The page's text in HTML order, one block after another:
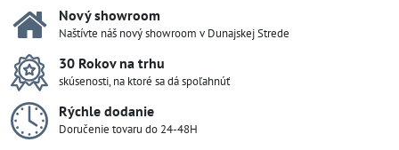
Nový showroom
Naštívte náš nový showroom v Dunajskej Strede
30 Rokov na trhu
skúsenosti, na ktoré sa dá spoľahnúť
Rýchle dodanie
Doručenie tovaru do 24-48H